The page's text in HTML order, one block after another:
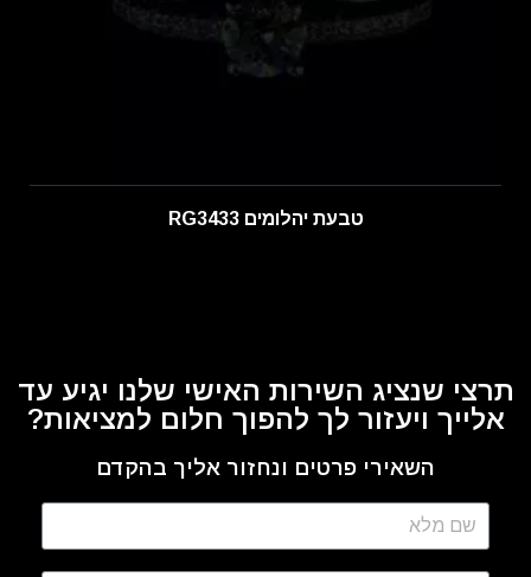
טבעת יהלומים RG3433
תרצי שנציג השירות האישי שלנו יגיע עד
אלייך ויעזור לך להפוך חלום למציאות?
השאירי פרטים ונחזור אליך בהקדם